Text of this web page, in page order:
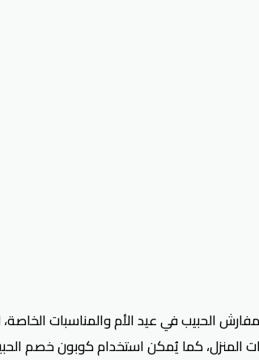
أخرى تُقدمها أكواد خصم مفارش الحبيب في عيد الأم